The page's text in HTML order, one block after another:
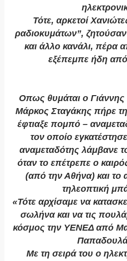
Τότε, αρκετοί
ραδιοκυμάτων”,
και άλλο κανάλι, πέρα
εξέπεμπε ήδη
Οπως θυμάται ο
Μάρκος Σταγάκης πήρε
έφτιαξε πομπό –
τον οποίο
αναμεταδότης λάμβανε
όταν το επέτρεπε ο
(από την Αθήνα) και το
τηλεοπτική
«Τότε αρχίσαμε να
σωλήνα και να τις
κόσμος την ΥΕΝΕΔ από
Με τη σειρά του ο